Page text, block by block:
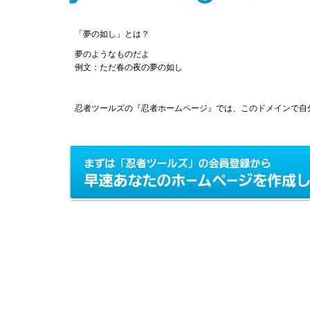
「夢の如し」とは？
夢のようなものだよ
例文：ただ春の夜の夢の如し
忍者ツールズの『忍者ホームページ』では、このドメインで